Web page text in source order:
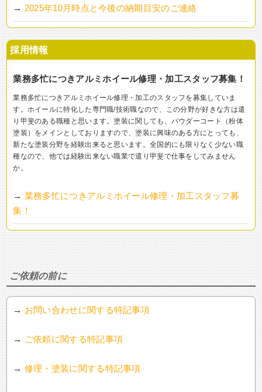
→ 2025年10月時点と今後の納期目安のご連絡
採用情報
業務多忙につきアルミホイール修理・加工スタッフ募集！
業務多忙につきアルミホイール修理・加工のスタッフを募集していま
す。ホイールに特化した専門職/技術職なので、この分野が好きな方は遣
り甲斐のある職種と思います。塗装に関しても、パウダーコート（粉体
塗装）をメインとしておりますので、塗装に興味のある方にとっても、
新たな塗装分野を経験出来ると思います。全国的にも限りなく少ない職
種なので、他では経験出来ない職業で遣り甲斐で仕事をしてみません
か。
→ 業務多忙につきアルミホイール修理・加工スタッフ募
集！
ご依頼の前に
→ お問い合わせに関する特記事項
→ ご依頼に関する特記事項
→ 修理・塗装に関する特記事項